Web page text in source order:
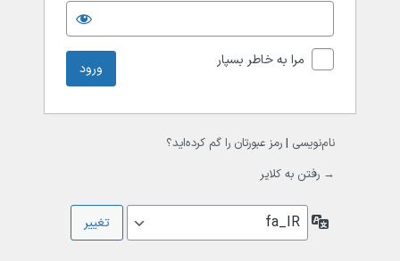
مرا به خاطر بسپار
نام‌نویسی | رمز عبورتان را گم کرده‌اید؟
→ رفتن به کلایر
زبان